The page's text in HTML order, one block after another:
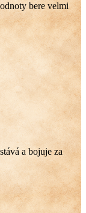
bere velmi
a bojuje za